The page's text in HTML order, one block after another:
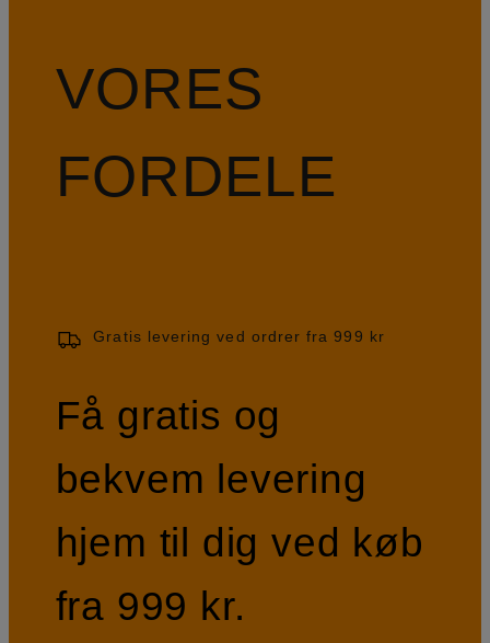
VORES
FORDELE
Gratis levering ved ordrer fra 999 kr
Få gratis og
bekvem levering
hjem til dig ved køb
fra 999 kr.